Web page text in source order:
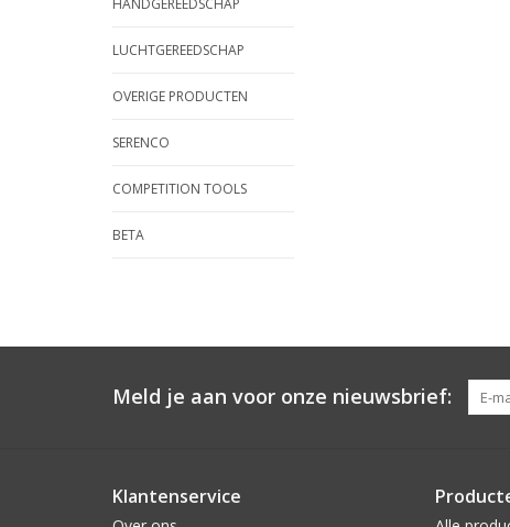
HANDGEREEDSCHAP
LUCHTGEREEDSCHAP
OVERIGE PRODUCTEN
SERENCO
COMPETITION TOOLS
BETA
Meld je aan voor onze nieuwsbrief:
Klantenservice